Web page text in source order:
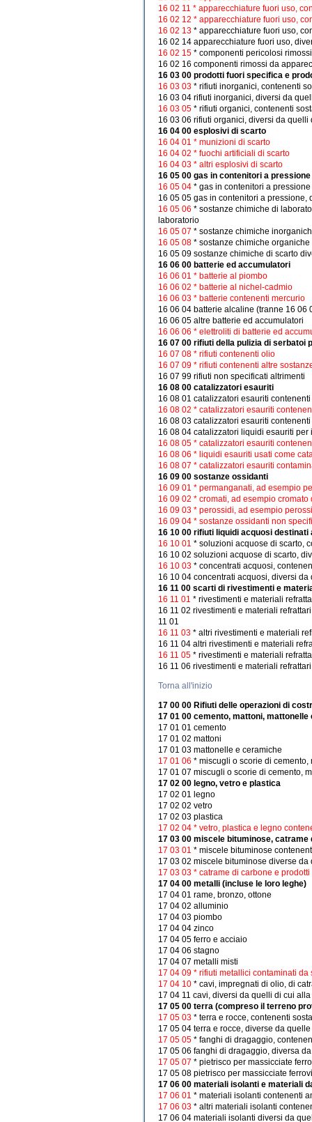
16 02 11 * apparecchiature fuori uso,
16 02 12 * apparecchiature fuori uso,
16 02 13 * apparecchiature fuori uso,
16 02 14 apparecchiature fuori uso,
16 02 15 * componenti pericolosi
16 02 16 componenti rimossi da
16 03 00 prodotti fuori specifica e
16 03 03 * rifiuti inorganici, contenenti
16 03 04 rifiuti inorganici, diversi da
16 03 05 * rifiuti organici, contenenti
16 03 06 rifiuti organici, diversi da
16 04 00 esplosivi di scarto
16 04 01 * munizioni di scarto
16 04 02 * fuochi artificiali di scarto
16 04 03 * altri esplosivi di scarto
16 05 00 gas in contenitori a
16 05 04 * gas in contenitori a
16 05 05 gas in contenitori a
16 05 06 * sostanze chimiche di
laboratorio
16 05 07 * sostanze chimiche
16 05 08 * sostanze chimiche
16 05 09 sostanze chimiche di scarto
16 06 00 batterie ed accumulatori
16 06 01 * batterie al piombo
16 06 02 * batterie al nichel-cadmio
16 06 03 * batterie contenenti mercurio
16 06 04 batterie alcaline (tranne 16 06
16 06 05 altre batterie ed accumulatori
16 06 06 * elettroliti di batterie ed
16 07 00 rifiuti della pulizia di serbatoi
16 07 08 * rifiuti contenenti olio
16 07 09 * rifiuti contenenti altre
16 07 99 rifiuti non specificati altrimenti
16 08 00 catalizzatori esauriti
16 08 01 catalizzatori esauriti
16 08 02 * catalizzatori esauriti
16 08 03 catalizzatori esauriti
16 08 04 catalizzatori liquidi esauriti
16 08 05 * catalizzatori esauriti
16 08 06 * liquidi esauriti usati come
16 08 07 * catalizzatori esauriti
16 09 00 sostanze ossidanti
16 09 01 * permanganati, ad esempio
16 09 02 * cromati, ad esempio
16 09 03 * perossidi, ad esempio
16 09 04 * sostanze ossidanti non
16 10 00 rifiuti liquidi acquosi
16 10 01 * soluzioni acquose di scarto,
16 10 02 soluzioni acquose di scarto,
16 10 03 * concentrati acquosi,
16 10 04 concentrati acquosi, diversi
16 11 00 scarti di rivestimenti e
16 11 01 * rivestimenti e materiali
16 11 02 rivestimenti e materiali
11 01
16 11 03 * altri rivestimenti e materiali
16 11 04 altri rivestimenti e materiali
16 11 05 * rivestimenti e materiali
16 11 06 rivestimenti e materiali
Torna all'inizio
17 00 00 Rifiuti delle operazioni di
17 01 00 cemento, mattoni, mattonelle
17 01 01 cemento
17 01 02 mattoni
17 01 03 mattonelle e ceramiche
17 01 06 * miscugli o scorie di
17 01 07 miscugli o scorie di cemento,
17 02 00 legno, vetro e plastica
17 02 01 legno
17 02 02 vetro
17 02 03 plastica
17 02 04 * vetro, plastica e legno
17 03 00 miscele bituminose,
17 03 01 * miscele bituminose
17 03 02 miscele bituminose diverse
17 03 03 * catrame di carbone e
17 04 00 metalli (incluse le loro leghe)
17 04 01 rame, bronzo, ottone
17 04 02 alluminio
17 04 03 piombo
17 04 04 zinco
17 04 05 ferro e acciaio
17 04 06 stagno
17 04 07 metalli misti
17 04 09 * rifiuti metallici contaminati
17 04 10 * cavi, impregnati di olio, di
17 04 11 cavi, diversi da quelli di cui
17 05 00 terra (compreso il terreno
17 05 03 * terra e rocce, contenenti
17 05 04 terra e rocce, diverse da
17 05 05 * fanghi di dragaggio,
17 05 06 fanghi di dragaggio, diversa
17 05 07 * pietrisco per massicciate
17 05 08 pietrisco per massicciate
17 06 00 materiali isolanti e materiali
17 06 01 * materiali isolanti contenenti
17 06 03 * altri materiali isolanti
17 06 04 materiali isolanti diversi da